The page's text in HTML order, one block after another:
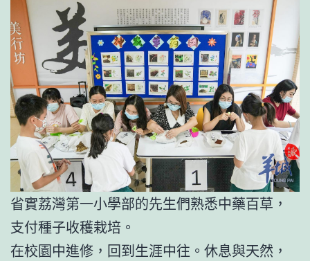
省實荔灣第一小學部的先生們熟悉中藥百草，
支付種子收穫栽培。
在校園中進修，回到生涯中往。休息與天然，